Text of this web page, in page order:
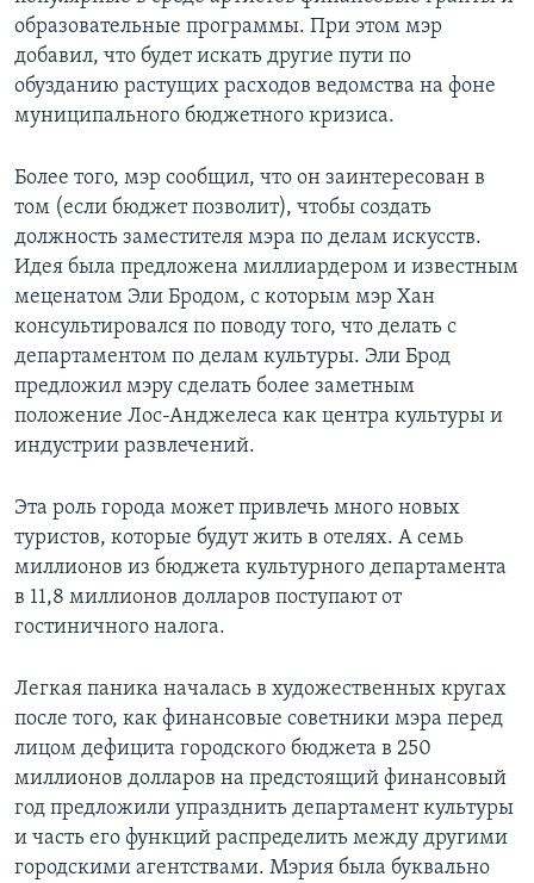
образовательные программы. При этом мэр
добавил, что будет искать другие пути по
обузданию растущих расходов ведомства на фоне
муниципального бюджетного кризиса.
Более того, мэр сообщил, что он заинтересован в
том (если бюджет позволит), чтобы создать
должность заместителя мэра по делам искусств.
Идея была предложена миллиардером и известным
меценатом Эли Бродом, с которым мэр Хан
консультировался по поводу того, что делать с
департаментом по делам культуры. Эли Брод
предложил мэру сделать более заметным
положение Лос-Анджелеса как центра культуры и
индустрии развлечений.
Эта роль города может привлечь много новых
туристов, которые будут жить в отелях. А семь
миллионов из бюджета культурного департамента
в 11,8 миллионов долларов поступают от
гостиничного налога.
Легкая паника началась в художественных кругах
после того, как финансовые советники мэра перед
лицом дефицита городского бюджета в 250
миллионов долларов на предстоящий финансовый
год предложили упразднить департамент культуры
и часть его функций распределить между другими
городскими агентствами. Мэрия была буквально